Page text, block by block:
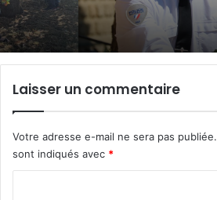
Laisser un commentaire
Votre adresse e-mail ne sera pas publiée.
sont indiqués avec *